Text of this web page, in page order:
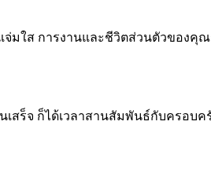
มใส การงานและชีวิตส่วนตัวของคุณ
สร็จ ก็ได้เวลาสานสัมพันธ์กับครอบค